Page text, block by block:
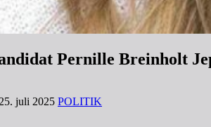
Pernille Breinholt
25. juli 2025 POLITIK